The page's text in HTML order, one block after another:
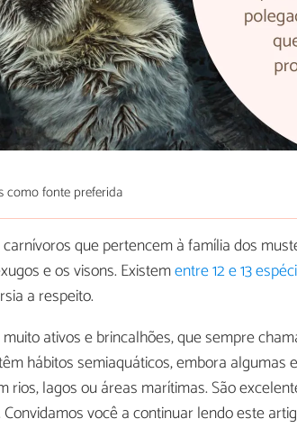
como fonte preferida
que pertencem à família dos
e os visons. Existementre 12 e 13
a respeito.
ativos e brincalhões, que sempre
hábitos semiaquáticos, embora algumas
rios, lagos ou áreas marítimas. São
você a continuar lendo este